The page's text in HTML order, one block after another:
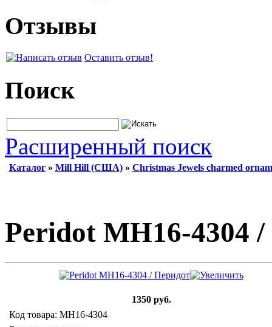
Отзывы
Оставить отзыв!
Поиск
Расширенный поиск
Каталог » Mill Hill (США) » Christmas Jewels charmed
Peridot MH16-4304
1350 руб.
Код товара: MH16-4304